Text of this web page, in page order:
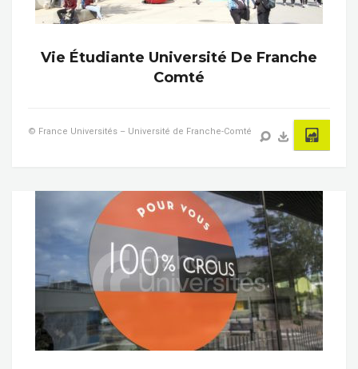
Vie Étudiante Université De Franche
Comté
© France Universités – Université de Franche-Comté